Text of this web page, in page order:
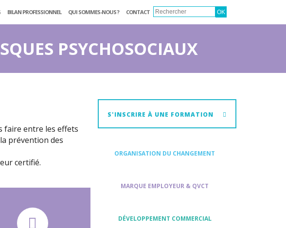
BILAN PROFESSIONNEL QUI SOMMES-NOUS ? CONTACT
PSYCHOSOCIAUX
faire entre les effets
prévention des
certifié.
S'INSCRIRE À UNE FORMATION
ORGANISATION DU CHANGEMENT
MARQUE EMPLOYEUR & QVCT
DÉVELOPPEMENT COMMERCIAL